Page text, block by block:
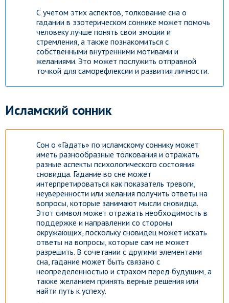
С учетом этих аспектов, толкование сна о
гадании в эзотерическом соннике может помочь
человеку лучше понять свои эмоции и
стремления, а также познакомиться с
собственными внутренними мотивами и
желаниями. Это может послужить отправной
точкой для саморефлексии и развития личности.
Исламский сонник
Сон о «Гадать» по исламскому соннику может
иметь разнообразные толкования и отражать
разные аспекты психологического состояния
сновидца. Гадание во сне может
интерпретироваться как показатель тревоги,
неуверенности или желания получить ответы на
вопросы, которые занимают мысли сновидца.
Этот символ может отражать необходимость в
поддержке и направлении со стороны
окружающих, поскольку сновидец может искать
ответы на вопросы, которые сам не может
разрешить. В сочетании с другими элементами
сна, гадание может быть связано с
неопределенностью и страхом перед будущим, а
также желанием принять верные решения или
найти путь к успеху.